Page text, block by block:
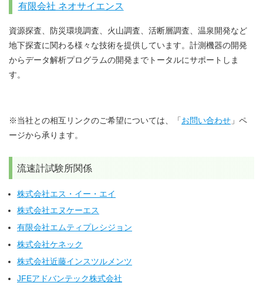
有限会社 ネオサイエンス
資源探査、防災環境調査、火山調査、活断層調査、温泉開発など
地下探査に関わる様々な技術を提供しています。計測機器の開発
からデータ解析プログラムの開発までトータルにサポートしま
す。
※当社との相互リンクのご希望については、「お問い合わせ 」ペ
ージから承ります。
流速計試験所関係
株式会社エス・イー・エイ
株式会社エヌケーエス
有限会社エムティプレシジョン
株式会社ケネック
株式会社近藤インスツルメンツ
JFEアドバンテック株式会社